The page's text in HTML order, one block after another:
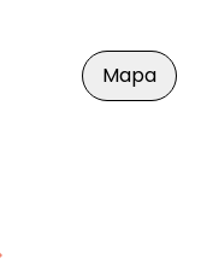
Mapa